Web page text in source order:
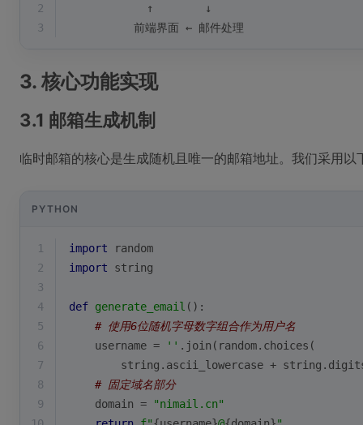
2
            ↑        ↓
3
          前端界面 ← 邮件处理
3. 核心功能实现
3.1 邮箱生成机制
临时邮箱的核心是生成随机且唯一的邮箱地址。我们采用以
PYTHON
1 import random
2
import string
3
4
def generate_email ():
5
# 使用6位随机字母数字组合作为用户名
6
    username =
'' .join(random.choices(
7
string.ascii_lowercase +
8
# 固定域名部分
9
    domain =
"nimail.cn"